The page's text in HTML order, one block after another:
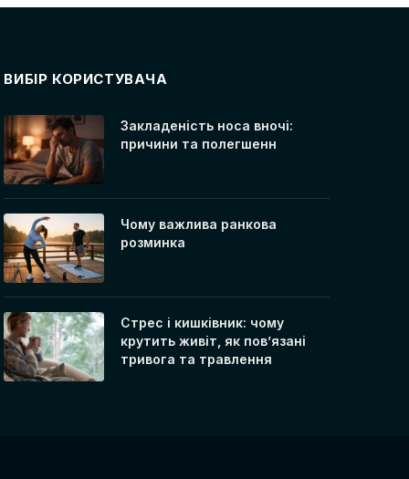
ВИБІР КОРИСТУВАЧА
Закладеність носа вночі:
причини та полегшенн
Чому важлива ранкова
розминка
Стрес і кишківник: чому
крутить живіт, як пов’язані
тривога та травлення